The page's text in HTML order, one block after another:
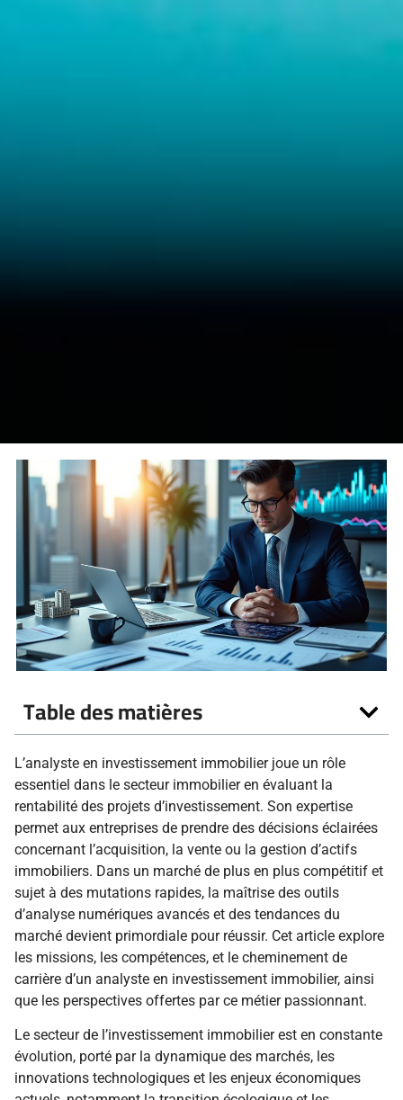
Table des matières
L’analyste en investissement immobilier joue un rôle
essentiel dans le secteur immobilier en évaluant la
rentabilité des projets d’investissement. Son expertise
permet aux entreprises de prendre des décisions éclairées
concernant l’acquisition, la vente ou la gestion d’actifs
immobiliers. Dans un marché de plus en plus compétitif et
sujet à des mutations rapides, la maîtrise des outils
d’analyse numériques avancés et des tendances du
marché devient primordiale pour réussir. Cet article explore
les missions, les compétences, et le cheminement de
carrière d’un analyste en investissement immobilier, ainsi
que les perspectives offertes par ce métier passionnant.
Le secteur de l’investissement immobilier est en constante
évolution, porté par la dynamique des marchés, les
innovations technologiques et les enjeux économiques